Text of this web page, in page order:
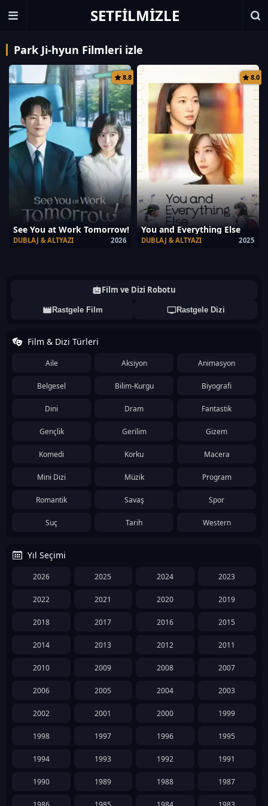
SETFILMIZLE
Park Ji-hyun Filmleri izle
8.8
See You at Work Tomorrow!
2026
DUBLAJ & ALTYAZI
8.0
You and Everything Else
2025
DUBLAJ & ALTYAZI
Film ve Dizi Robotu
Rastgele Film Rastgele Dizi
Film & Dizi Türleri
Aile Aksiyon Animasyon
Belgesel Bilim-Kurgu Biyografi
Dini Dram Fantastik
Gençlik Gerilim Gizem
Komedi Korku Macera
Mini Dizi Müzik Program
Romantik Savaş Spor
Suç Tarih Western
Yıl Seçimi
2026 2025 2024 2023
2022 2021 2020 2019
2018 2017 2016 2015
2014 2013 2012 2011
2010 2009 2008 2007
2006 2005 2004 2003
2002 2001 2000 1999
1998 1997 1996 1995
1994 1993 1992 1991
1990 1989 1988 1987